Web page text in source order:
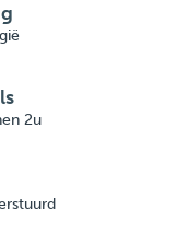
2u